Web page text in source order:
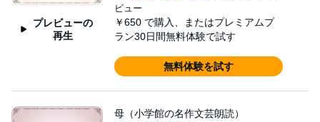
プレビューの
再生
ビュー
￥650 で購入、またはプレミアムプ
ラン30日間無料体験で試す
無料体験を試す
母（小学館の名作文芸朗読）